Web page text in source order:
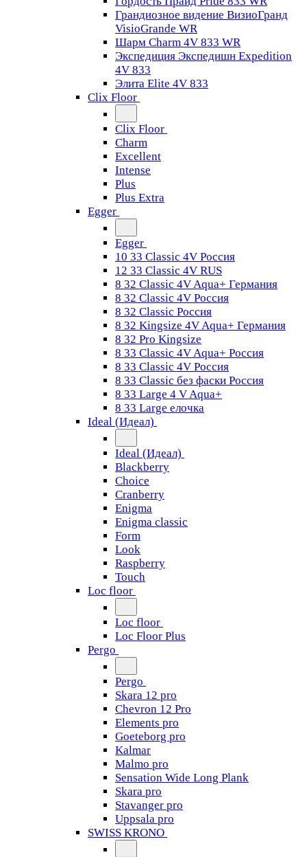
Грандиозное видение ВизиоГранд
VisioGrande WR
Шарм Charm 4V 833 WR
Экспедиция Экспедишн Expedition
4V 833
Элита Elite 4V 833
Clix Floor
Clix Floor
Charm
Excellent
Intense
Plus
Plus Extra
Egger
Egger
10 33 Classic 4V Россия
12 33 Classic 4V RUS
8 32 Classic 4V Aqua+ Германия
8 32 Classic 4V Россия
8 32 Classic Россия
8 32 Kingsize 4V Aqua+ Германия
8 32 Pro Kingsize
8 33 Classic 4V Aqua+ Россия
8 33 Classic 4V Россия
8 33 Classic без фаски Россия
8 33 Large 4 V Aqua+
8 33 Large елочка
Ideal (Идеал)
Ideal (Идеал)
Blackberry
Choice
Cranberry
Enigma
Enigma classic
Form
Look
Raspberry
Touch
Loc floor
Loc floor
Loc Floor Plus
Pergo
Pergo
Skara 12 pro
Chevron 12 Pro
Elements pro
Goeteborg pro
Kalmar
Malmo pro
Sensation Wide Long Plank
Skara pro
Stavanger pro
Uppsala pro
SWISS KRONO